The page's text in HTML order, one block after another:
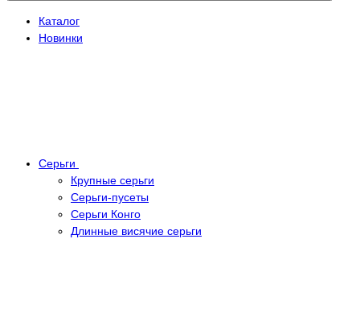
Каталог
Новинки
Серьги
Крупные серьги
Серьги-пусеты
Серьги Конго
Длинные висячие серьги